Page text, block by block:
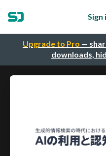
Upgrade to Pro —
downloads,
Sign